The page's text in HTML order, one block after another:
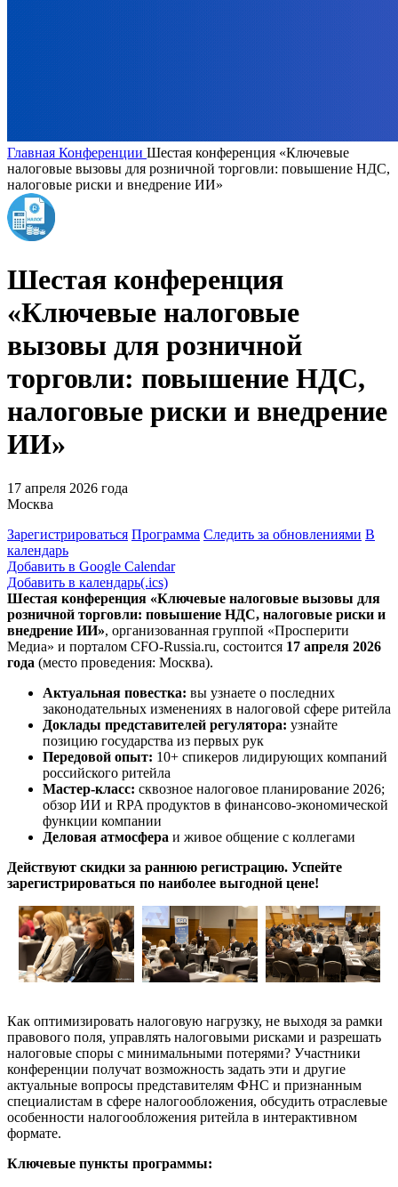
Главная Конференции Шестая конференция «Ключевые
налоговые вызовы для розничной торговли: повышение НДС,
налоговые риски и внедрение ИИ»
Шестая конференция
«Ключевые налоговые
вызовы для розничной
торговли: повышение НДС,
налоговые риски и внедрение
ИИ»
17 апреля 2026 года
Москва
Зарегистрироваться Программа Следить за обновлениями В
календарь
Добавить в Google Calendar
Добавить в календарь(.ics)
Шестая конференция «Ключевые налоговые вызовы для
розничной торговли: повышение НДС, налоговые риски и
внедрение ИИ», организованная группой «Просперити
Медиа» и порталом CFO-Russia.ru, состоится 17 апреля 2026
года (место проведения: Москва).
Актуальная повестка: вы узнаете о последних
законодательных изменениях в налоговой сфере ритейла
Доклады представителей регулятора: узнайте
позицию государства из первых рук
Передовой опыт: 10+ спикеров лидирующих компаний
российского ритейла
Мастер-класс: сквозное налоговое планирование 2026;
обзор ИИ и RPA продуктов в финансово-экономической
функции компании
Деловая атмосфера и живое общение с коллегами
Действуют скидки за раннюю регистрацию. Успейте
зарегистрироваться по наиболее выгодной цене!
Как оптимизировать налоговую нагрузку, не выходя за рамки
правового поля, управлять налоговыми рисками и разрешать
налоговые споры с минимальными потерями? Участники
конференции получат возможность задать эти и другие
актуальные вопросы представителям ФНС и признанным
специалистам в сфере налогообложения, обсудить отраслевые
особенности налогообложения ритейла в интерактивном
формате.
Ключевые пункты программы: